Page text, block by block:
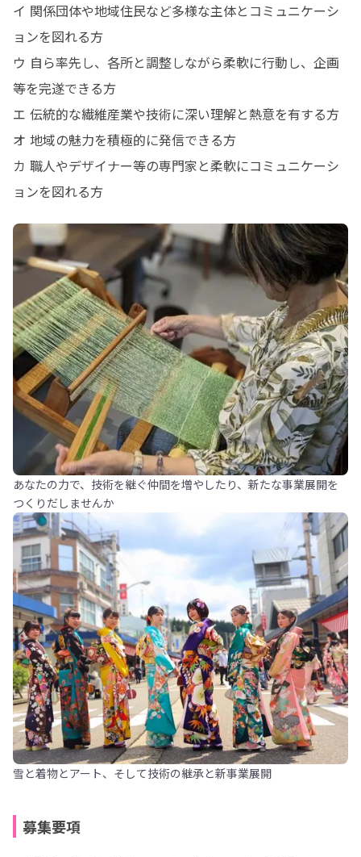
イ 関係団体や地域住民など多様な主体とコミュニケーシ
ョンを図れる方
ウ 自ら率先し、各所と調整しながら柔軟に行動し、企画
等を完遂できる方
エ 伝統的な繊維産業や技術に深い理解と熱意を有する方
オ 地域の魅力を積極的に発信できる方
カ 職人やデザイナー等の専門家と柔軟にコミュニケーシ
ョンを図れる方
あなたの力で、技術を継ぐ仲間を増やしたり、新たな事業展開を
つくりだしませんか
雪と着物とアート、そして技術の継承と新事業展開
募集要項